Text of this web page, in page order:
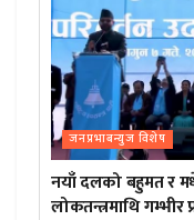
जनप्रभाबन्युज विशेष
नयाँ दलको बहुमत र
लोकतन्त्रमाथि गम्भीर